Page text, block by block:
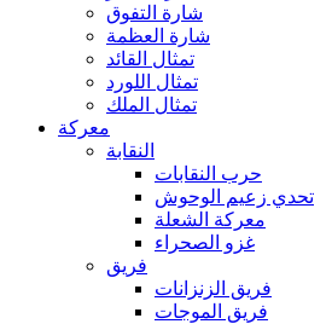
شارة التفوق
شارة العظمة
تمثال القائد
تمثال اللورد
تمثال الملك
معركة
النقابة
حرب النقابات
تحدي زعيم الوحوش
معركة الشعلة
غزو الصحراء
فريق
فريق الزنزانات
فريق الموجات